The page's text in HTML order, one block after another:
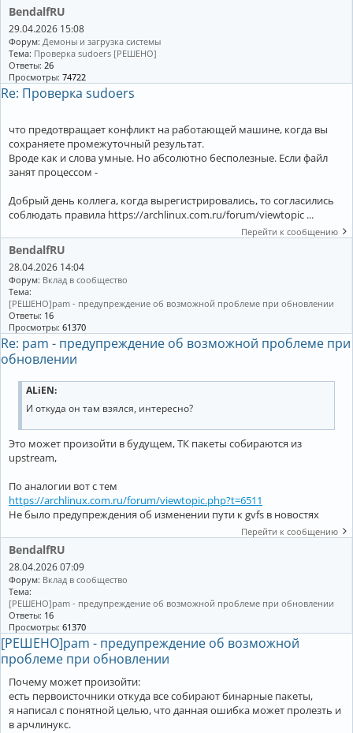
BendalfRU
29.04.2026 15:08
Форум: Демоны и загрузка системы
Тема: Проверка sudoers [РЕШЕНО]
Ответы: 26
Просмотры: 74722
Re: Проверка sudoers
что предотвращает конфликт на работающей машине, когда вы
сохраняете промежуточный результат.
Вроде как и слова умные. Но абсолютно бесполезные. Если файл
занят процессом -
Добрый день коллега, когда вырегистрировались, то согласились
соблюдать правила https://archlinux.com.ru/forum/viewtopic ...
Перейти к сообщению
BendalfRU
28.04.2026 14:04
Форум: Вклад в сообщество
Тема:
[РЕШЕНО]pam - предупреждение об возможной проблеме при обновлении
Ответы: 16
Просмотры: 61370
Re: pam - предупреждение об возможной проблеме при
обновлении
ALiEN:
И откуда он там взялся, интересно?
Это может произойти в будущем, ТК пакеты собираются из
upstream,
По аналогии вот с тем
https://archlinux.com.ru/forum/viewtopic.php?t=6511
Не было предупреждения об изменении пути к gvfs в новостях
Перейти к сообщению
BendalfRU
28.04.2026 07:09
Форум: Вклад в сообщество
Тема:
[РЕШЕНО]pam - предупреждение об возможной проблеме при обновлении
Ответы: 16
Просмотры: 61370
[РЕШЕНО]pam - предупреждение об возможной
проблеме при обновлении
Почему может произойти:
есть первоисточники откуда все собирают бинарные пакеты,
я написал с понятной целью, что данная ошибка может пролезть и
в арчлинукс.